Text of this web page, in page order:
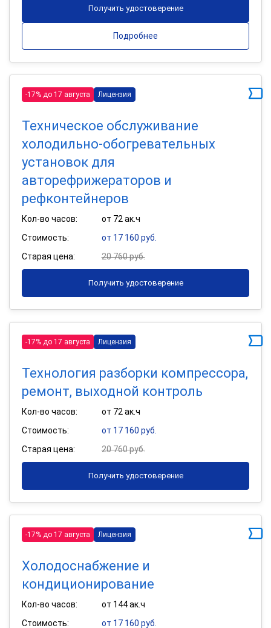
Получить удостоверение
Подробнее
-17% до 17 августа Лицензия
Техническое обслуживание
холодильно-обогревательных
установок для
авторефрижераторов и
рефконтейнеров
Кол-во часов:
от 72 ак.ч
Стоимость:
от 17 160 руб.
Старая цена:
20 760 руб.
Получить удостоверение
-17% до 17 августа Лицензия
Технология разборки компрессора,
ремонт, выходной контроль
Кол-во часов:
от 72 ак.ч
Стоимость:
от 17 160 руб.
Старая цена:
20 760 руб.
Получить удостоверение
-17% до 17 августа Лицензия
Холодоснабжение и
кондиционирование
Кол-во часов:
от 144 ак.ч
Стоимость:
от 17 160 руб.